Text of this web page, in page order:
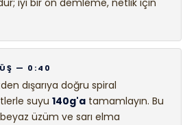
iyi bir ön demleme, netlik için
— 0:40
dışarıya doğru spiral
suyu140g'a tamamlayın. Bu
üzüm ve sarı elma